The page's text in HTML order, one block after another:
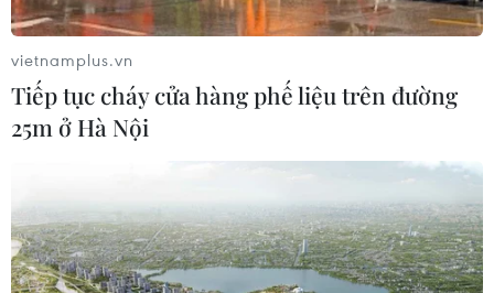
Xe khách lao xuống hố sâu bên
đường, 18 hành khách thoát nạn
07/08/2026 08:39
vận hành chạy thử nghiệm vào giữa
năm 2027
07/08/2026 08:28
vietnamplus.vn
Tiếp tục cháy cửa hàng phế liệu trên đường
25m ở Hà Nội